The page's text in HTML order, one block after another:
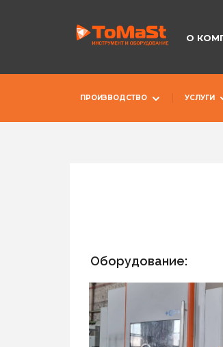
О
ПРОИЗВОДСТВО УСЛУГИ
Оборудование: